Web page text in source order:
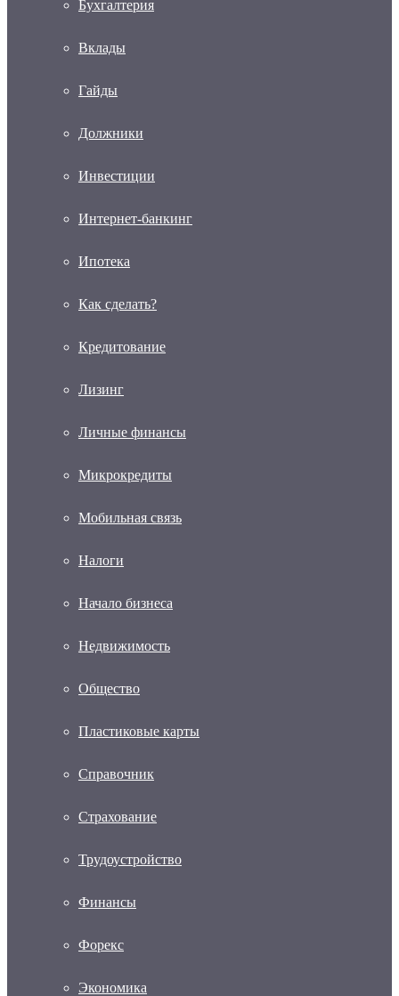
Бухгалтерия
Вклады
Гайды
Должники
Инвестиции
Интернет-банкинг
Ипотека
Как сделать?
Кредитование
Лизинг
Личные финансы
Микрокредиты
Мобильная связь
Налоги
Начало бизнеса
Недвижимость
Общество
Пластиковые карты
Справочник
Страхование
Трудоустройство
Финансы
Форекс
Экономика